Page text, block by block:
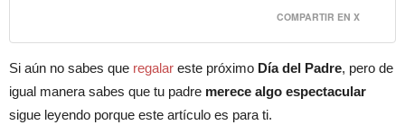
COMPARTIR EN X
Si aún no sabes que regalar este próximo Día del Padre, pero de
igual manera sabes que tu padre merece algo espectacular
sigue leyendo porque este artículo es para ti.